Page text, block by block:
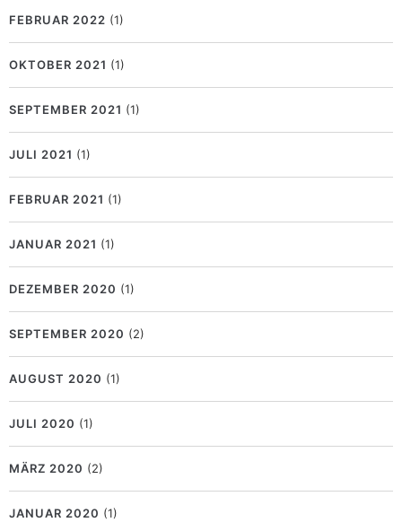
FEBRUAR 2022 (1)
OKTOBER 2021 (1)
SEPTEMBER 2021 (1)
JULI 2021 (1)
FEBRUAR 2021 (1)
JANUAR 2021 (1)
DEZEMBER 2020 (1)
SEPTEMBER 2020 (2)
AUGUST 2020 (1)
JULI 2020 (1)
MÄRZ 2020 (2)
JANUAR 2020 (1)